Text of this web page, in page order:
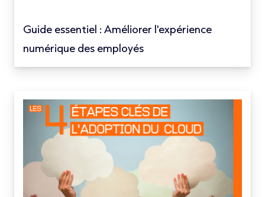
Guide essentiel : Améliorer l'expérience
numérique des employés